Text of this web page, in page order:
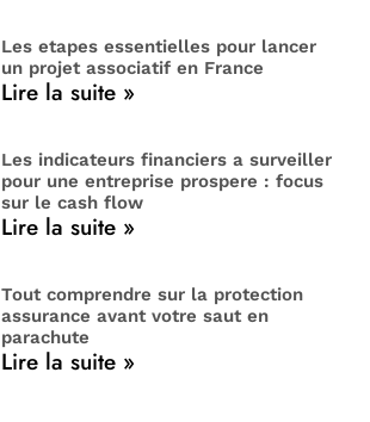
Les etapes essentielles pour lancer
un projet associatif en France
Lire la suite »
Les indicateurs financiers a surveiller
pour une entreprise prospere : focus
sur le cash flow
Lire la suite »
Tout comprendre sur la protection
assurance avant votre saut en
parachute
Lire la suite »